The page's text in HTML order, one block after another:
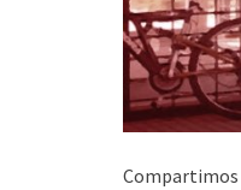
Compartimos